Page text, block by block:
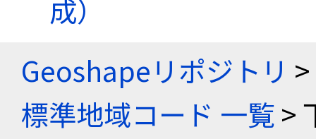
成）
Geoshapeリポジトリ >
標準地域コード 一覧>